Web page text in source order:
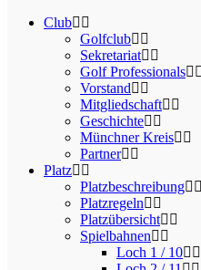
Club
Golfclub
Sekretariat
Golf Professionals
Vorstand
Mitgliedschaft
Geschichte
Münchner Kreis
Partner
Platz
Platzbeschreibung
Platzregeln
Platzübersicht
Spielbahnen
Loch 1 / 10